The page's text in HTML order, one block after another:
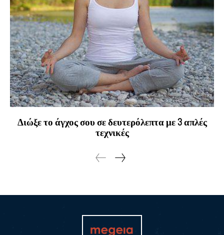
Διώξε το άγχος σου σε δευτερόλεπτα με 3 απλές
τεχνικές